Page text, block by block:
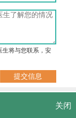
生将与您联系，安
解放大道479号关闭